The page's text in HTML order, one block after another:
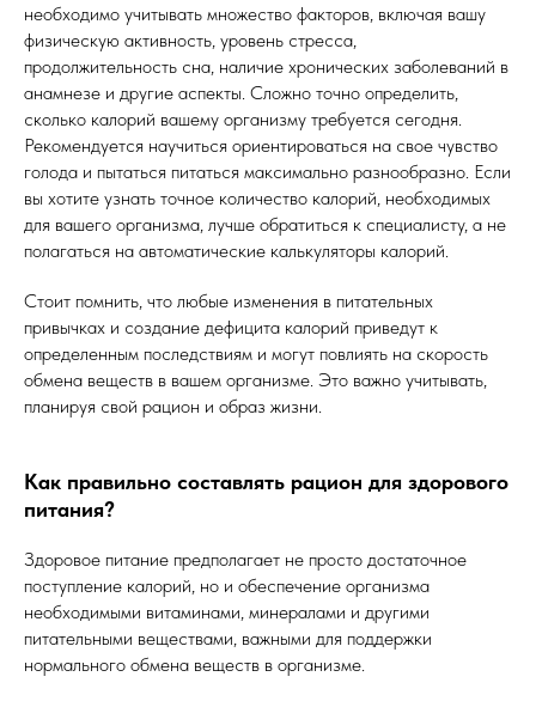
необходимо учитывать множество факторов, включая вашу
физическую активность, уровень стресса,
продолжительность сна, наличие хронических заболеваний в
анамнезе и другие аспекты. Сложно точно определить,
сколько калорий вашему организму требуется сегодня.
Рекомендуется научиться ориентироваться на свое чувство
голода и пытаться питаться максимально разнообразно. Если
вы хотите узнать точное количество калорий, необходимых
для вашего организма, лучше обратиться к специалисту, а не
полагаться на автоматические калькуляторы калорий.
Стоит помнить, что любые изменения в питательных
привычках и создание дефицита калорий приведут к
определенным последствиям и могут повлиять на скорость
обмена веществ в вашем организме. Это важно учитывать,
планируя свой рацион и образ жизни.
Как правильно составлять рацион для здорового
питания?
Здоровое питание предполагает не просто достаточное
поступление калорий, но и обеспечение организма
необходимыми витаминами, минералами и другими
питательными веществами, важными для поддержки
нормального обмена веществ в организме.